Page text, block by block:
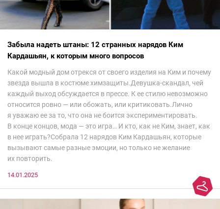
Забыла надеть штаны: 12 странных нарядов Ким
Кардашьян, к которым много вопросов
Какой модный дом отрекся от своего изделия на Ким и почему
звезда вышла в костюме химзащиты.Девушка-скандал, чей
каждый выход обсуждается в прессе. К ее стилю невозможно
относится ровно — или обожать, или критиковать.Лично
я уважаю ее за то, что она не боится экспериментировать.
В конце концов, мода — это игра… И кто, как не Ким, знает, как
в нее играть?Собрала 12 нарядов Ким Кардашьян, которые
вызывают самые разные эмоции, но только не желание
их повторить.
14.01.2025